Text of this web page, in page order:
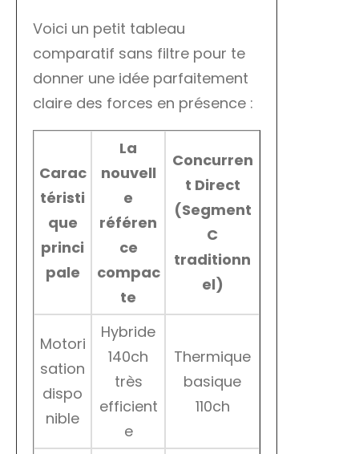
Voici un petit tableau
comparatif sans filtre pour te
donner une idée parfaitement
claire des forces en présence :
Carac
téristi
que
princi
pale
La
nouvell
e
référen
ce
compac
te
Concurren
t Direct
(Segment
C
traditionn
el)
Motori
sation
dispo
nible
Hybride
140ch
très
efficient
e
Thermique
basique
110ch